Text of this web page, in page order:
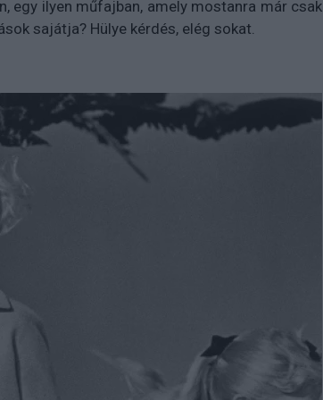
egy ilyen műfajban, amely mostanra már csak
sajátja? Hülye kérdés, elég sokat.